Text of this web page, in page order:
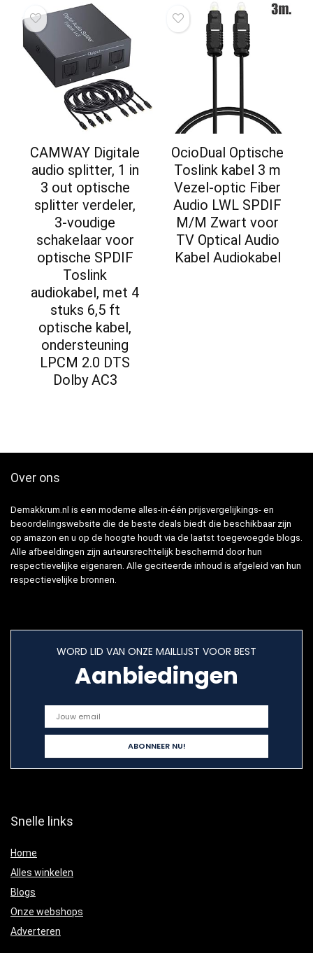
CAMWAY Digitale
audio splitter, 1 in
3 out optische
splitter verdeler,
3-voudige
schakelaar voor
optische SPDIF
Toslink
audiokabel, met 4
stuks 6,5 ft
optische kabel,
ondersteuning
LPCM 2.0 DTS
Dolby AC3
OcioDual Optische
Toslink kabel 3 m
Vezel-optic Fiber
Audio LWL SPDIF
M/M Zwart voor
TV Optical Audio
Kabel Audiokabel
Over ons
Demakkrum.nl is een moderne alles-in-één prijsvergelijkings- en
beoordelingswebsite die de beste deals biedt die beschikbaar zijn
op amazon en u op de hoogte houdt via de laatst toegevoegde blogs.
Alle afbeeldingen zijn auteursrechtelijk beschermd door hun
respectievelijke eigenaren. Alle geciteerde inhoud is afgeleid van hun
respectievelijke bronnen.
WORD LID VAN ONZE MAILLIJST VOOR BEST
Aanbiedingen
Snelle links
Home
Alles winkelen
Blogs
Onze webshops
Adverteren